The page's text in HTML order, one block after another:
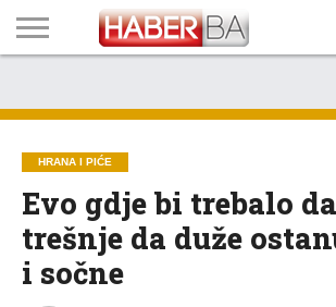
TECH
PROGRAM
PROGNOZA
PUTEVIMA
LISTA
NAMA
HRANA I PIĆE
Evo gdje bi trebalo
trešnje da duže
i sočne